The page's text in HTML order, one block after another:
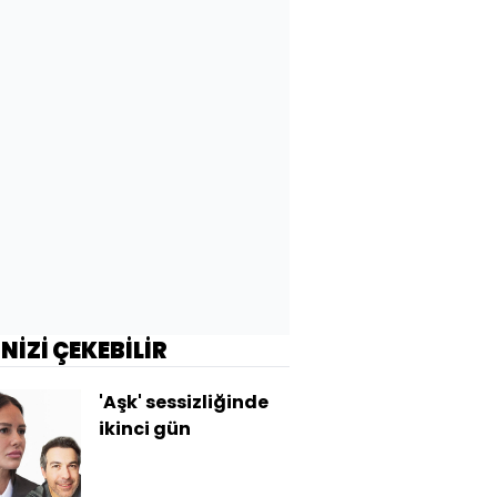
ÇEKEBİLİR
'Aşk' sessizliğinde
ikinci gün